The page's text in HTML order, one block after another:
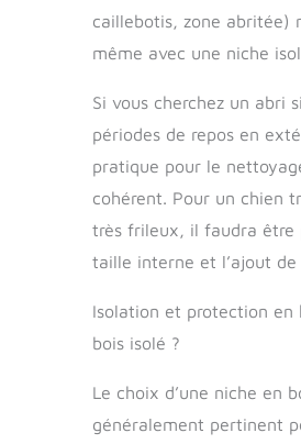
au
:
caillebotis, zone abritée)
même avec une niche
Si vous cherchez un abri
périodes de repos en
pratique pour le
cohérent. Pour un chien
très frileux, il faudra être
taille interne et l’ajout de
Isolation et protection en
bois isolé ?
Le choix d’une niche en
généralement pertinent